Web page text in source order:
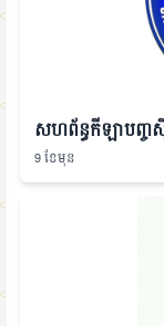
សហព័ន្ធកីឡាបញ្ច
9 ខែមុន